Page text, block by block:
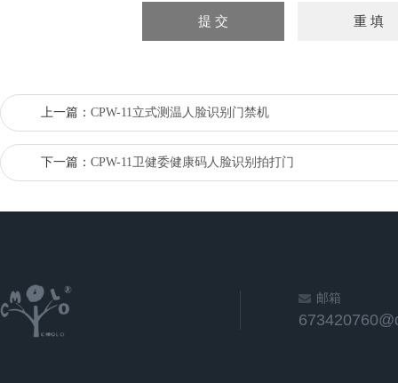
上一篇： CPW-11立式测温人脸识别门禁机
下一篇： CPW-11卫健委健康码人脸识别拍打门
邮箱